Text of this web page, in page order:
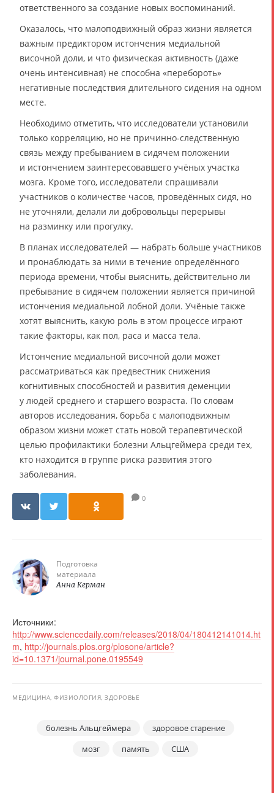
ответственного за создание новых воспоминаний.
Оказалось, что малоподвижный образ жизни является
важным предиктором истончения медиальной
височной доли, и что физическая активность (даже
очень интенсивная) не способна «перебороть»
негативные последствия длительного сидения на одном
месте.
Необходимо отметить, что исследователи установили
только корреляцию, но не причинно-следственную
связь между пребыванием в сидячем положении
и истончением заинтересовавшего учёных участка
мозга. Кроме того, исследователи спрашивали
участников о количестве часов, проведённых сидя, но
не уточняли, делали ли добровольцы перерывы
на разминку или прогулку.
В планах исследователей — набрать больше участников
и пронаблюдать за ними в течение определённого
периода времени, чтобы выяснить, действительно ли
пребывание в сидячем положении является причиной
истончения медиальной лобной доли. Учёные также
хотят выяснить, какую роль в этом процессе играют
такие факторы, как пол, раса и масса тела.
Истончение медиальной височной доли может
рассматриваться как предвестник снижения
когнитивных способностей и развития деменции
у людей среднего и старшего возраста. По словам
авторов исследования, борьба с малоподвижным
образом жизни может стать новой терапевтической
целью профилактики болезни Альцгеймера среди тех,
кто находится в группе риска развития этого
заболевания.
0
Подготовка
материала
Анна Керман
Источники:
http://www.sciencedaily.com/releases/2018/04/180412141014.ht
m, http://journals.plos.org/plosone/article?
id=10.1371/journal.pone.0195549
МЕДИЦИНА, ФИЗИОЛОГИЯ, ЗДОРОВЬЕ
болезнь Альцгеймера
здоровое старение
мозг
память США